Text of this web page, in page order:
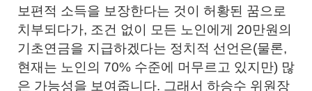
보편적 소득을 보장한다는 것이 허황된 꿈으로
치부되다가, 조건 없이 모든 노인에게 20만원의
기초연금을 지급하겠다는 정치적 선언은(물론,
현재는 노인의 70% 수준에 머무르고 있지만) 많
은 가능성을 보여줍니다. 그래서 하승수 위원장